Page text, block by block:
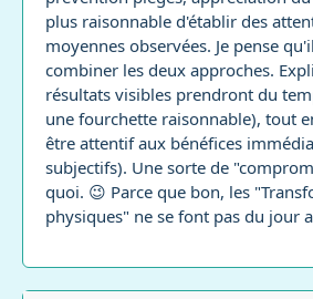
plus raisonnable d'établir des
moyennes observées. Je pense
combiner les deux approches.
résultats visibles prendront du
une fourchette raisonnable), tout
être attentif aux bénéfices
subjectifs). Une sorte de
quoi. 😉 Parce que bon, les
physiques" ne se font pas du jour